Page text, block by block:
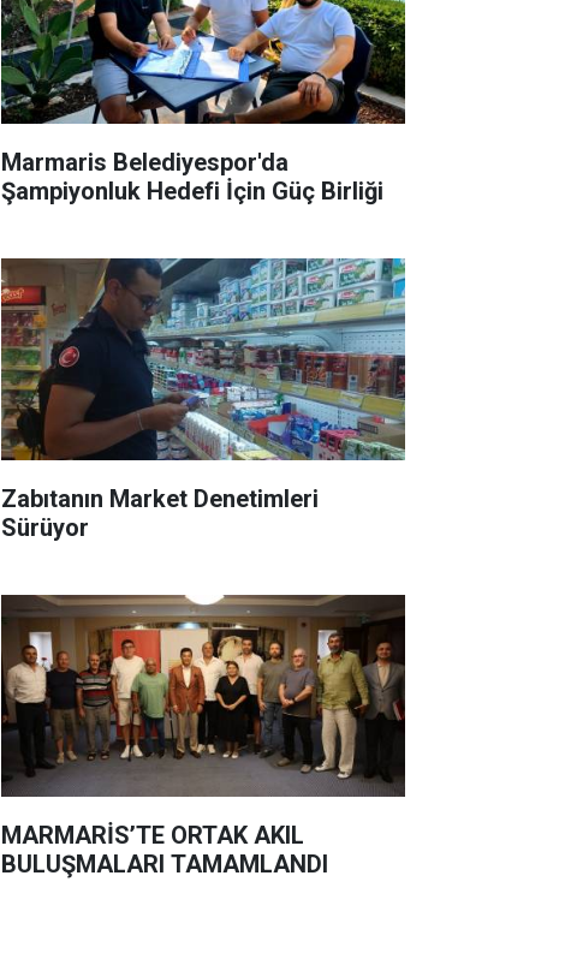
Marmaris Belediyespor'da
Şampiyonluk Hedefi İçin Güç Birliği
Zabıtanın Market Denetimleri
Sürüyor
MARMARİS’TE ORTAK AKIL
BULUŞMALARI TAMAMLANDI